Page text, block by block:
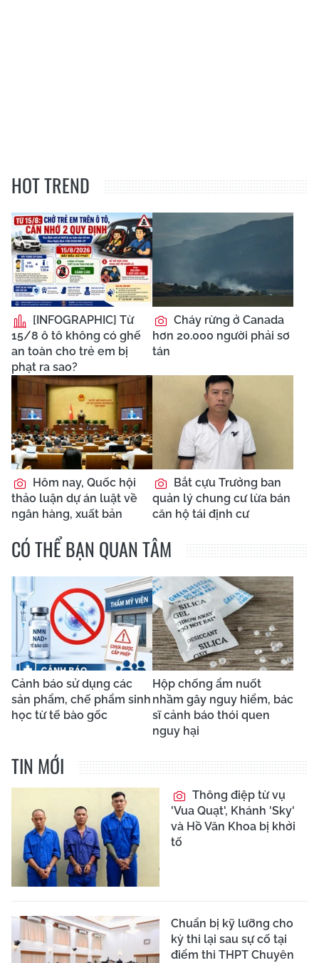
HOT TREND
[INFOGRAPHIC] Từ
15/8 ô tô không có ghế
an toàn cho trẻ em bị
phạt ra sao?
Cháy rừng ở Canada
hơn 20.000 người phải sơ
tán
Hôm nay, Quốc hội
thảo luận dự án luật về
ngân hàng, xuất bản
Bắt cựu Trưởng ban
quản lý chung cư lừa bán
căn hộ tái định cư
CÓ THỂ BẠN QUAN TÂM
Cảnh báo sử dụng các
sản phẩm, chế phẩm sinh
học từ tế bào gốc
Hộp chống ẩm nuốt
nhầm gây nguy hiểm, bác
sĩ cảnh báo thói quen
nguy hại
TIN MỚI
Thông điệp từ vụ
'Vua Quạt', Khánh 'Sky'
và Hồ Văn Khoa bị khởi
tố
Chuẩn bị kỹ lưỡng cho
kỳ thi lại sau sự cố tại
điểm thi THPT Chuyên